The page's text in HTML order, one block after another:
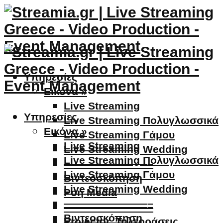
Υπηρεσίες
Εικόνα »
Live Streaming
Live Streaming Πολυγλωσσικά
Live Streaming Γάμου
Live Streaming Wedding
————————–
Βιντεοσκόπηση
Ροή Media
————————–
Υπηρεσίες
Εικόνα »
Live Streaming
Live Streaming Πολυγλωσσικά
Live Streaming Γάμου
Live Streaming Wedding
————————–
Βιντεοσκόπηση